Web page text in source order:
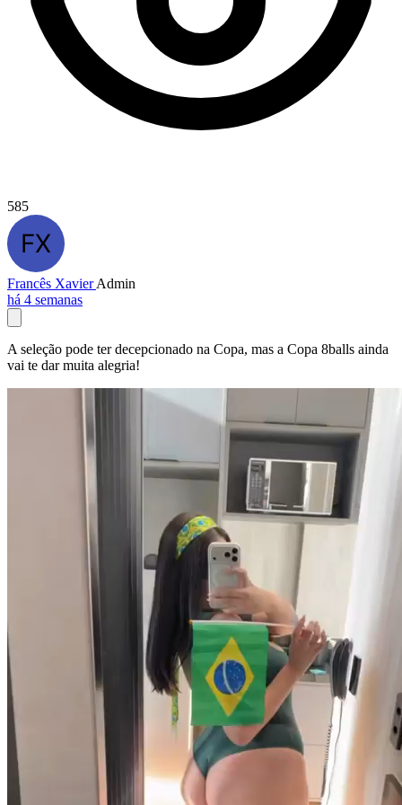
585
Francês XavierAdmin
há 4 semanas
A seleção pode ter decepcionado na Copa, mas a Copa 8balls ainda
vai te dar muita alegria!